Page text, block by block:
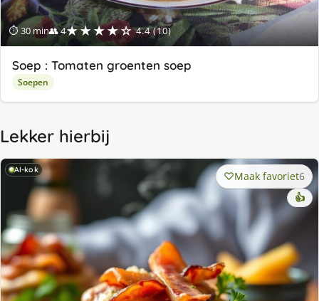
⏱ 30 min👥 4★★★★☆ 4.4 (10)
Soep : Tomaten groenten soep
Soepen
Lekker hierbij
AI-kok Maak favoriet6
👍